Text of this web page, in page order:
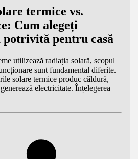
termice vs.
Cum alegeți
potrivită pentru casă
utilizează radiația solară, scopul
sunt fundamental diferite.
solare termice produc căldură,
electricitate. Înțelegerea